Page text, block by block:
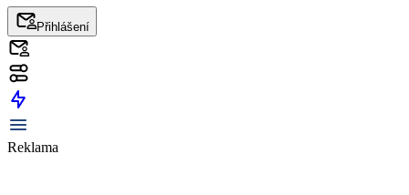
Přihlášení
Reklama